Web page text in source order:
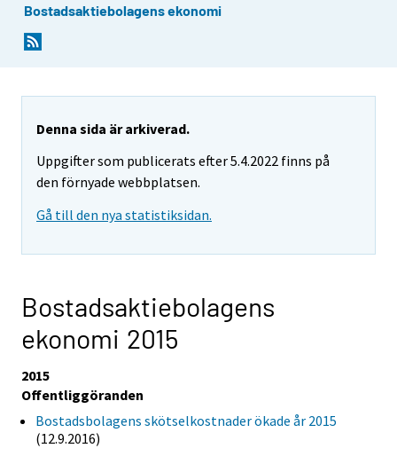
Bostadsaktiebolagens ekonomi
Denna sida är arkiverad.
Uppgifter som publicerats efter 5.4.2022 finns på
den förnyade webbplatsen.
Gå till den nya statistiksidan.
Bostadsaktiebolagens
ekonomi 2015
2015
Offentliggöranden
Bostadsbolagens skötselkostnader ökade år 2015
(12.9.2016)